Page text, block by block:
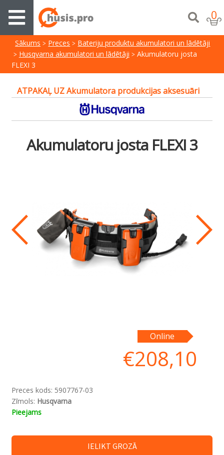
0
Sākums Preces
Bateriju produktu akumulatori un lādētāji
Husqvarna akumulatori un lādētāji
Akumulatoru josta
FLEXI 3
ATPAKAĻ UZ Akumulatora produkcijas aksesuāri
Akumulatoru josta FLEXI 3
Online
€208,10
Preces kods: 5907767-03
Zīmols: Husqvarna
Pieejams
IELIKT GROZĀ